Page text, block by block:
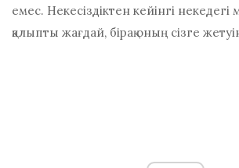
емес. Некесіздіктен кейінгі некедегі
қалыпты жағдай, бірақ оның сізге